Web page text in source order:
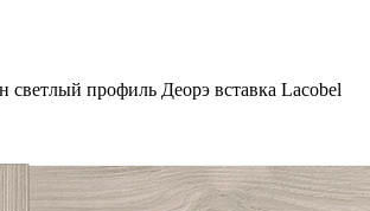
светлый профиль Деорэ вставка Lacobel